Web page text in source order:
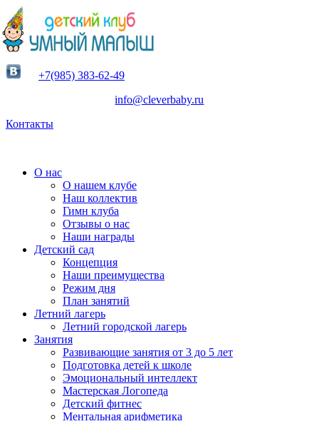
+7(985) 383-62-49
info@cleverbaby.ru
Контакты
О нас
О нашем клубе
Наш коллектив
Гимн клуба
Отзывы о нас
Наши награды
Детский сад
Концепция
Наши преимущества
Режим дня
План занятий
Летний лагерь
Летний городской лагерь
Занятия
Развивающие занятия от 3 до 5 лет
Подготовка детей к школе
Эмоциональный интеллект
Мастерская Логопеда
Детский фитнес
Ментальная арифметика